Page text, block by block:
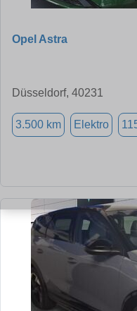
Opel Astra
Düsseldorf, 40231
3.500 km Elektro